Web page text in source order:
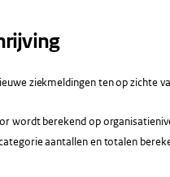
ziekmeldingen ten op zichte
wordt berekend op
aantallen en totalen